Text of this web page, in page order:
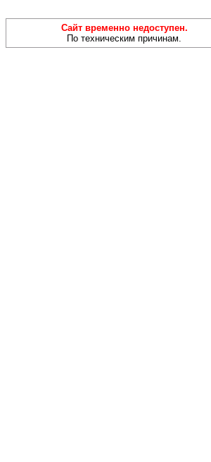
Сайт временно недоступен.
По техническим причинам.